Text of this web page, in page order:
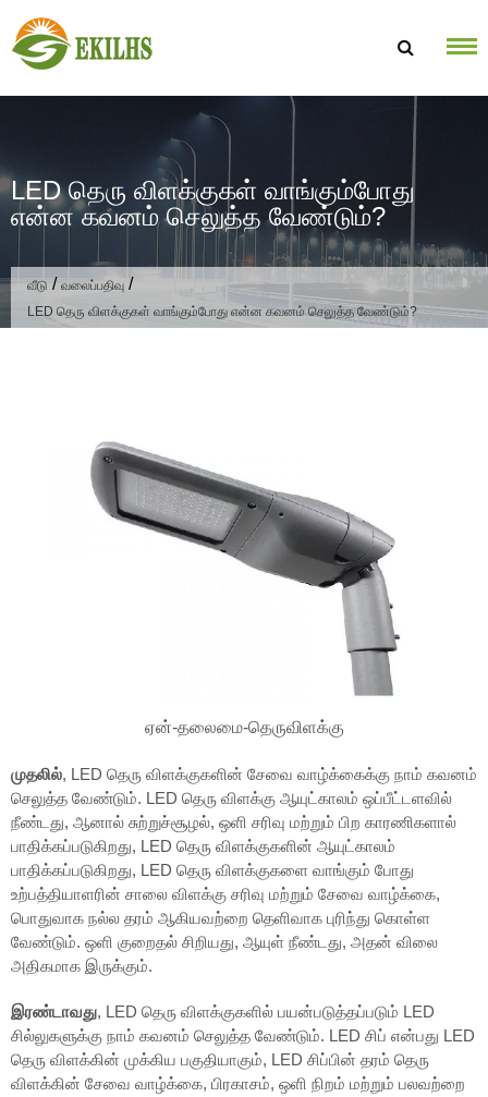
LED தெரு விளக்குகள் வாங்கும்போது
என்ன கவனம் செலுத்த வேண்டும்?
வீடு/வலைப்பதிவு /
LED தெரு விளக்குகள் வாங்கும்போது என்ன கவனம் செலுத்த வேண்டும்?
ஏன்-தலைமை-தெருவிளக்கு
முதலில், LED தெரு விளக்குகளின் சேவை வாழ்க்கைக்கு நாம் கவனம்
செலுத்த வேண்டும். LED தெரு விளக்கு ஆயுட்காலம் ஒப்பீட்டளவில்
நீண்டது, ஆனால் சுற்றுச்சூழல், ஒளி சரிவு மற்றும் பிற காரணிகளால்
பாதிக்கப்படுகிறது, LED தெரு விளக்குகளின் ஆயுட்காலம்
பாதிக்கப்படுகிறது, LED தெரு விளக்குகளை வாங்கும் போது
உற்பத்தியாளரின் சாலை விளக்கு சரிவு மற்றும் சேவை வாழ்க்கை,
பொதுவாக நல்ல தரம் ஆகியவற்றை தெளிவாக புரிந்து கொள்ள
வேண்டும். ஒளி குறைதல் சிறியது, ஆயுள் நீண்டது, அதன் விலை
அதிகமாக இருக்கும்.
இரண்டாவது, LED தெரு விளக்குகளில் பயன்படுத்தப்படும் LED
சில்லுகளுக்கு நாம் கவனம் செலுத்த வேண்டும். LED சிப் என்பது LED
தெரு விளக்கின் முக்கிய பகுதியாகும், LED சிப்பின் தரம் தெரு
விளக்கின் சேவை வாழ்க்கை, பிரகாசம், ஒளி நிறம் மற்றும் பலவற்றை